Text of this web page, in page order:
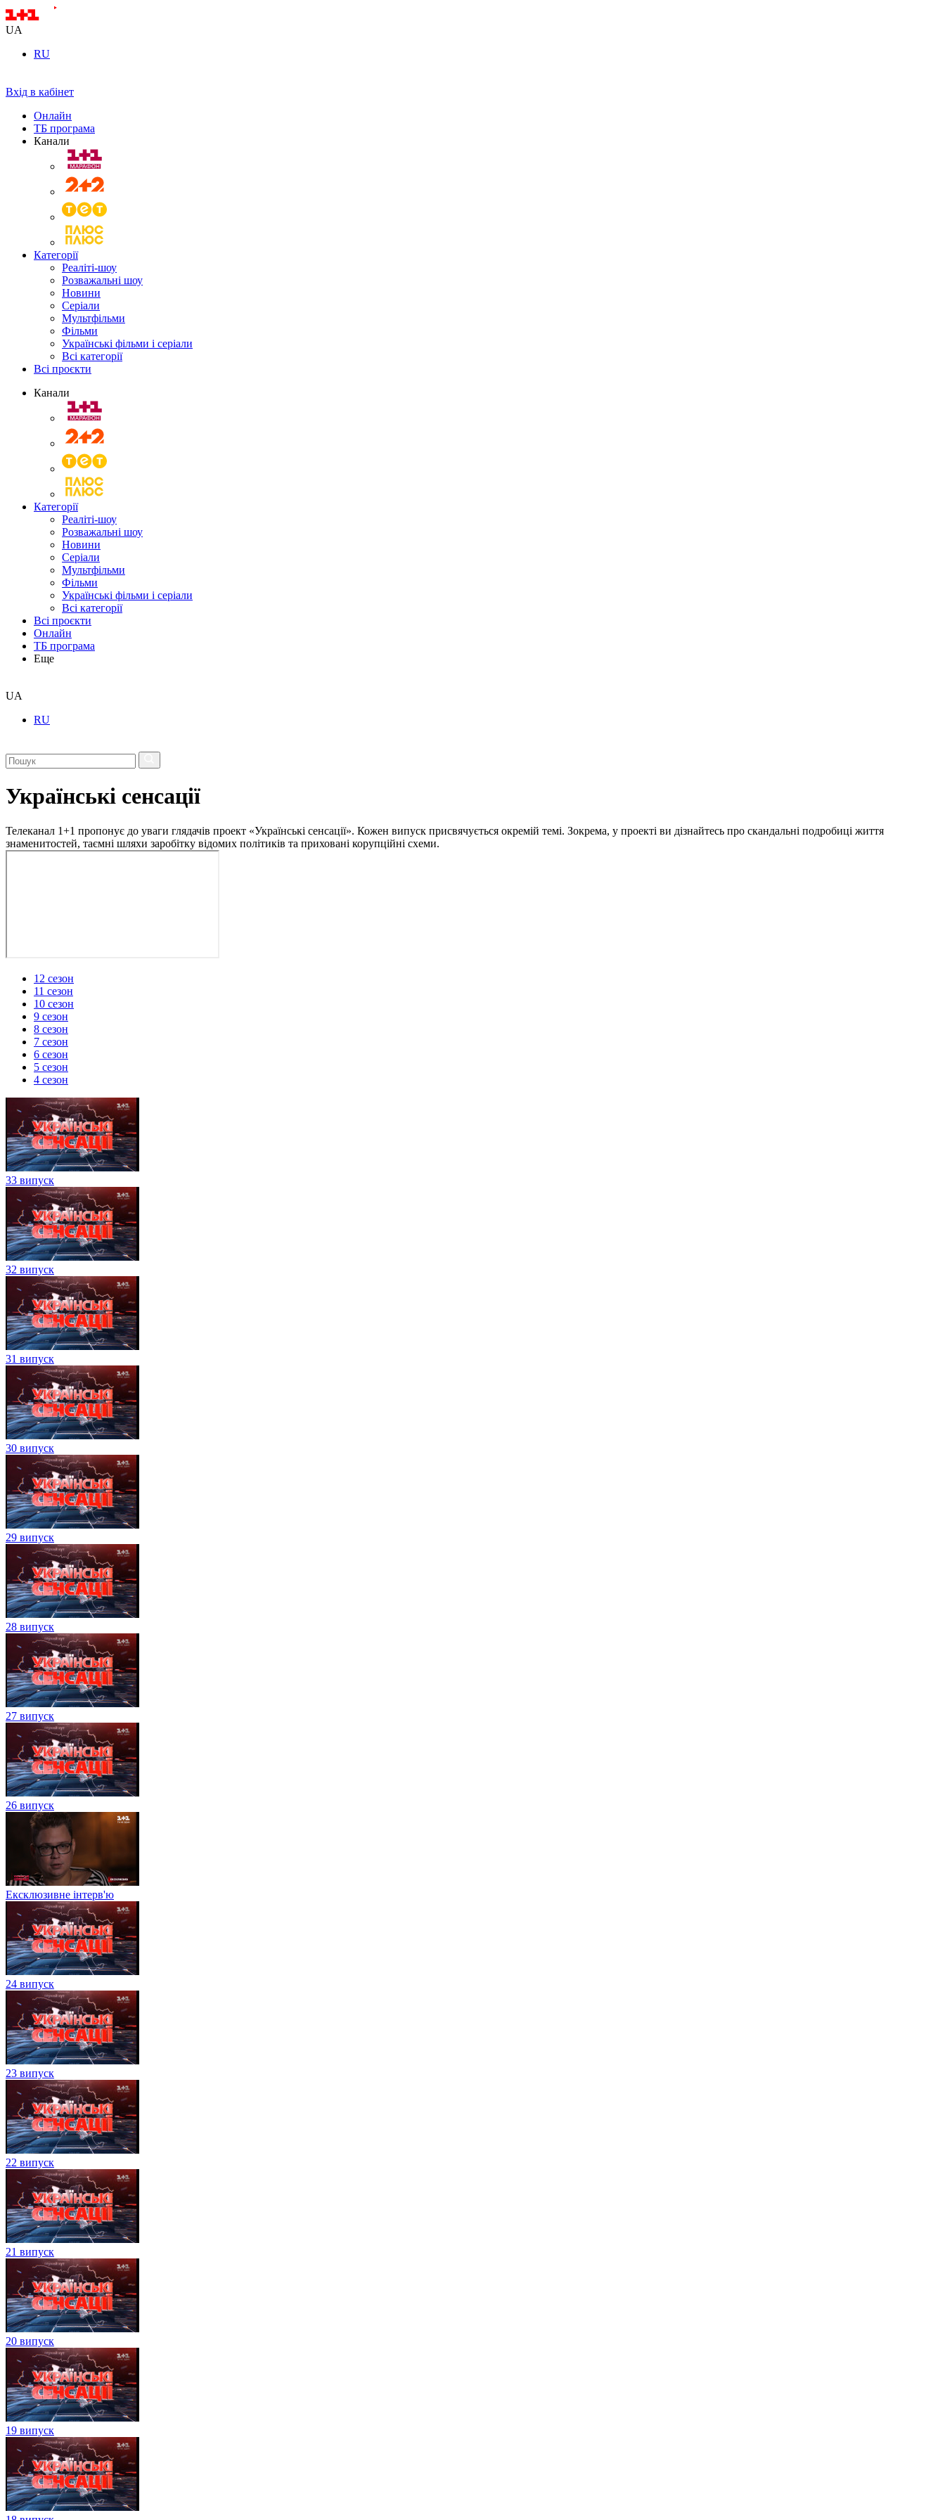
UA
RU
Вхід в кабінет
Онлайн
ТБ програма
Канали
Категорії
Реаліті-шоу
Розважальні шоу
Новини
Серіали
Мультфільми
Фільми
Українські фільми і серіали
Всі категорії
Всі проєкти
Канали
Категорії
Реаліті-шоу
Розважальні шоу
Новини
Серіали
Мультфільми
Фільми
Українські фільми і серіали
Всі категорії
Всі проєкти
Онлайн
ТБ програма
Еще
UA
RU
Українські сенсації
Телеканал 1+1 пропонує до уваги глядачів проект «Українські сенсації». Кожен випуск присвячується окремій темі. Зокрема, у проекті ви дізнайтесь про скандальні подробиці життя
знаменитостей, таємні шляхи заробітку відомих політиків та приховані корупційні схеми.
12 сезон
11 сезон
10 сезон
9 сезон
8 сезон
7 сезон
6 сезон
5 сезон
4 сезон
33 випуск
32 випуск
31 випуск
30 випуск
29 випуск
28 випуск
27 випуск
26 випуск
Ексклюзивне інтерв'ю
24 випуск
23 випуск
22 випуск
21 випуск
20 випуск
19 випуск